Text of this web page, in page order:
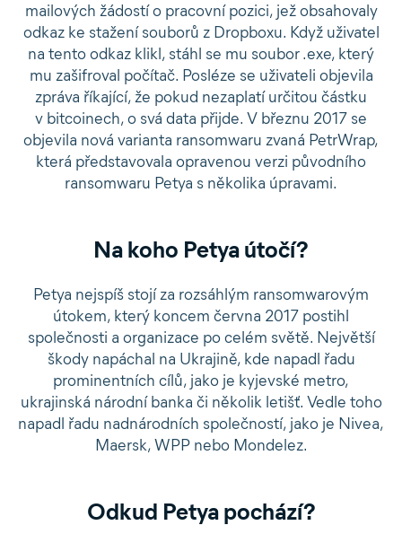
mailových žádostí o pracovní pozici, jež obsahovaly
odkaz ke stažení souborů z Dropboxu. Když uživatel
na tento odkaz klikl, stáhl se mu soubor .exe, který
mu zašifroval počítač. Posléze se uživateli objevila
zpráva říkající, že pokud nezaplatí určitou částku
v bitcoinech, o svá data přijde. V březnu 2017 se
objevila nová varianta ransomwaru zvaná PetrWrap,
která představovala opravenou verzi původního
ransomwaru Petya s několika úpravami.
Na koho Petya útočí?
Petya nejspíš stojí za rozsáhlým ransomwarovým
útokem, který koncem června 2017 postihl
společnosti a organizace po celém světě. Největší
škody napáchal na Ukrajině, kde napadl řadu
prominentních cílů, jako je kyjevské metro,
ukrajinská národní banka či několik letišť. Vedle toho
napadl řadu nadnárodních společností, jako je Nivea,
Maersk, WPP nebo Mondelez.
Odkud Petya pochází?